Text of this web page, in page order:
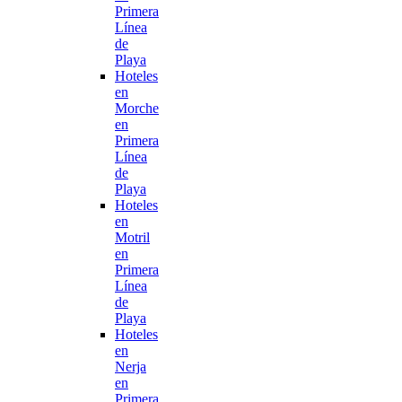
Primera
Línea
de
Playa
Hoteles
en
Morche
en
Primera
Línea
de
Playa
Hoteles
en
Motril
en
Primera
Línea
de
Playa
Hoteles
en
Nerja
en
Primera